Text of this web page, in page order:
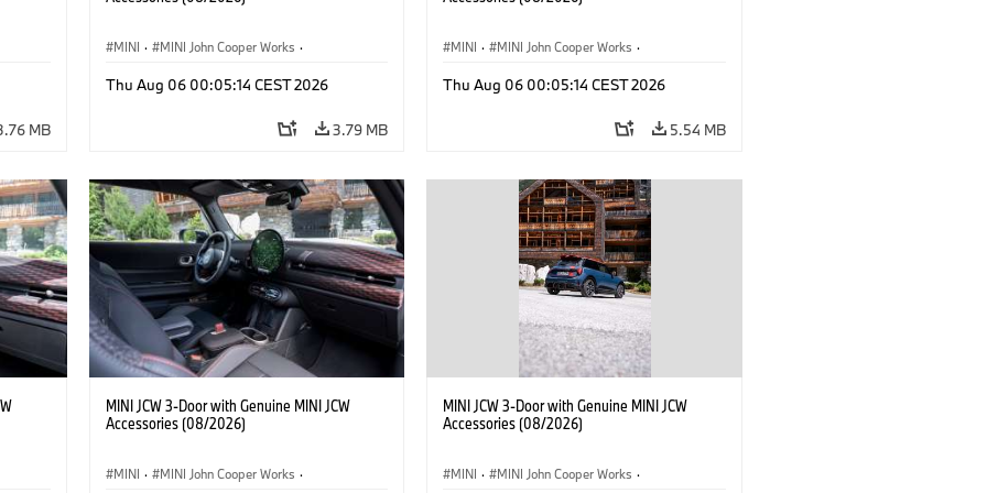
MB
MINI · MINI John Cooper Works ·
Optional Extras, Accessories
Thu Aug 06 00:05:14 CEST 2026
3.79 MB
MINI · MINI John Cooper Works ·
Optional Extras, Accessories
Thu Aug 06 00:05:14 CEST 2026
5.54 MB
MINI JCW 3-Door with Genuine MINI JCW
Accessories (08/2026)
MINI · MINI John Cooper Works ·
MINI JCW 3-Door with Genuine MINI JCW
Accessories (08/2026)
MINI · MINI John Cooper Works ·